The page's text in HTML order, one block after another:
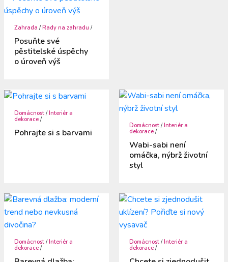
Zahrada /Rady na zahradu /
Posuňte své
pěstitelské úspěchy
o úroveň výš
Domácnost /Interiér a
dekorace /
Pohrajte si s barvami
Domácnost /Interiér a
dekorace /
Wabi-sabi není
omáčka, nýbrž životní
styl
Domácnost /Interiér a
dekorace /
Domácnost /Interiér a
dekorace /